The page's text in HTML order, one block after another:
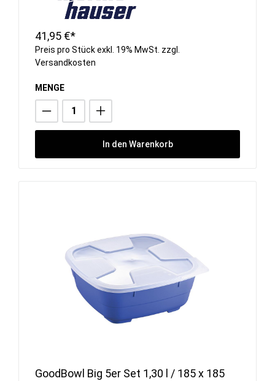
41,95 €*
Preis pro Stück exkl. 19% MwSt. zzgl.
Versandkosten
MENGE
In den Warenkorb
GoodBowl Big 5er Set 1,30 l / 185 x 185